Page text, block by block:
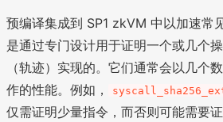
预编译集成到 SP1 zkVM 中以加速常
是通过专门设计用于证明一个或几个
（轨迹）实现的。它们通常会以几个
作的性能。例如，
仅需证明少量指令，而否则可能需要